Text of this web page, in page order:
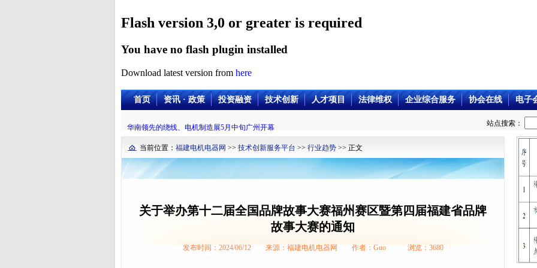
Flash version 3,0 or greater is required
You have no flash plugin installed
Download latest version from here
首页 资讯 · 政策 投资融资 技术创新 人才项目 法律维权 企业综合服务 协会在线 电子
华南领先的绕线、电机制造展5月中旬广州开幕 站点搜索：
当前位置： 福建电机电器网 >> 技术创新服务平台 >> 行业趋势 >> 正文
关于举办第十二届全国品牌故事大赛福州赛区暨第四届福建省品牌
故事大赛的通知
发布时间：2024/06/12 来源：福建电机电器网 作者：Guo 浏览：3680